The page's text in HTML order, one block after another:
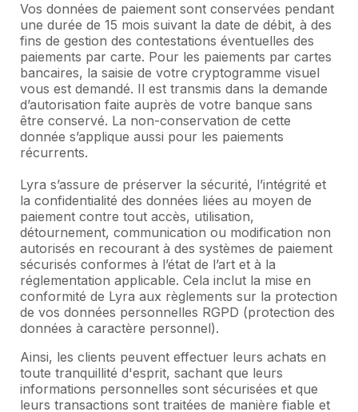
Vos données de paiement sont conservées pendant
une durée de 15 mois suivant la date de débit, à des
fins de gestion des contestations éventuelles des
paiements par carte. Pour les paiements par cartes
bancaires, la saisie de votre cryptogramme visuel
vous est demandé. Il est transmis dans la demande
d’autorisation faite auprès de votre banque sans
être conservé. La non-conservation de cette
donnée s’applique aussi pour les paiements
récurrents.
Lyra s’assure de préserver la sécurité, l’intégrité et
la confidentialité des données liées au moyen de
paiement contre tout accès, utilisation,
détournement, communication ou modification non
autorisés en recourant à des systèmes de paiement
sécurisés conformes à l’état de l’art et à la
réglementation applicable. Cela inclut la mise en
conformité de Lyra aux règlements sur la protection
de vos données personnelles RGPD (protection des
données à caractère personnel).
Ainsi, les clients peuvent effectuer leurs achats en
toute tranquillité d'esprit, sachant que leurs
informations personnelles sont sécurisées et que
leurs transactions sont traitées de manière fiable et